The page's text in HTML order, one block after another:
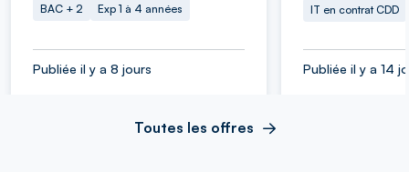
BAC + 2
Exp 1 à 4 années
Publiée il y a 8 jours
IT en contrat CDD
Publiée il y a 14
Toutes les offres